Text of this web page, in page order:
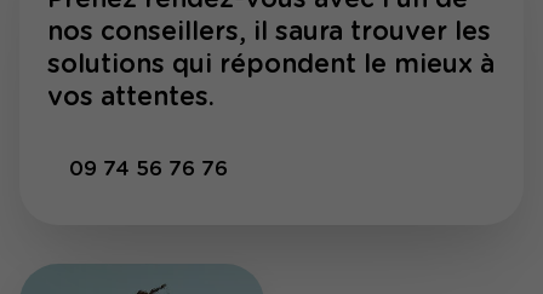
nos conseillers, il saura trouver les
solutions qui répondent le mieux à
vos attentes.
09 74 56 76 76